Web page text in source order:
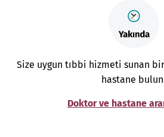
Size uygun tıbbi hizmeti sunan
hastane
Doktor ve hastane